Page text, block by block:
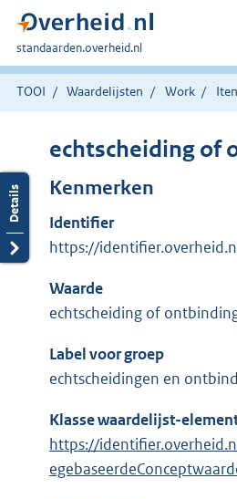
U
bent
hier:
standaarden.overheid.nl
TOOI Waardelijsten Work
echtscheiding of
Kenmerken
Identifier
https://
Waarde
echtscheiding of
Label voor groep
echtscheidingen en
Klasse waardelijst-
https://